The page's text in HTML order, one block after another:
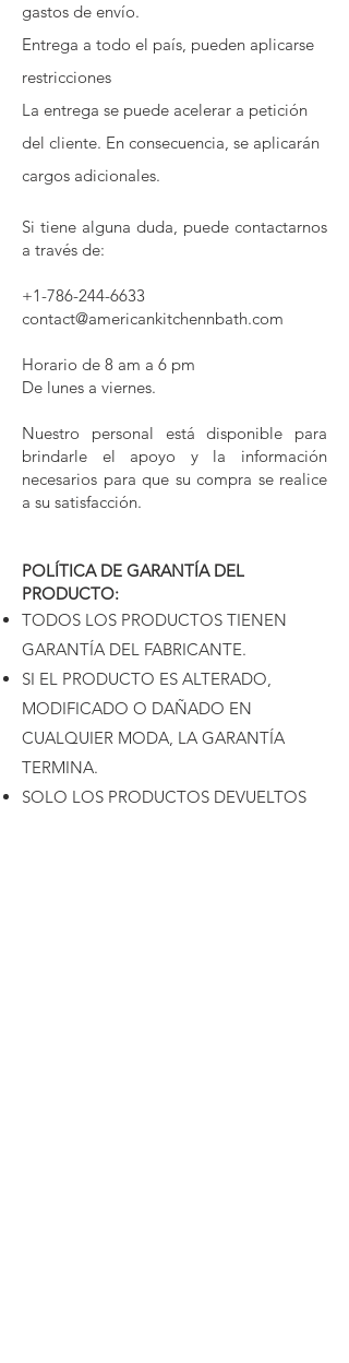
gastos de envío.
Entrega a todo el país, pueden aplicarse
restricciones
La entrega se puede acelerar a petición
del cliente. En consecuencia, se aplicarán
cargos adicionales.
Si tiene alguna duda, puede contactarnos
a través de:
+1-786-244-6633
contact@americankitchennbath.com
Horario de 8 am a 6 pm
De lunes a viernes.
Nuestro personal está disponible para
brindarle el apoyo y la información
necesarios para que su compra se realice
a su satisfacción.
POLÍTICA DE GARANTÍA DEL
PRODUCTO:
TODOS LOS PRODUCTOS TIENEN
GARANTÍA DEL FABRICANTE.
SI EL PRODUCTO ES ALTERADO,
MODIFICADO O DAÑADO EN
CUALQUIER MODA, LA GARANTÍA
TERMINA.
SOLO LOS PRODUCTOS DEVUELTOS